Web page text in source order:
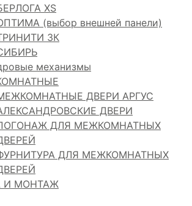
XS
(выбор внешней панели)
3К
механизмы
ДВЕРИ АРГУС
ДВЕРИ
ДЛЯ МЕЖКОМНАТНЫХ
ДЛЯ МЕЖКОМНАТНЫХ
И МОНТАЖ